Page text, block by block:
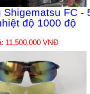
Shigematsu FC -
độ 1000 độ
11,500,000 VNĐ